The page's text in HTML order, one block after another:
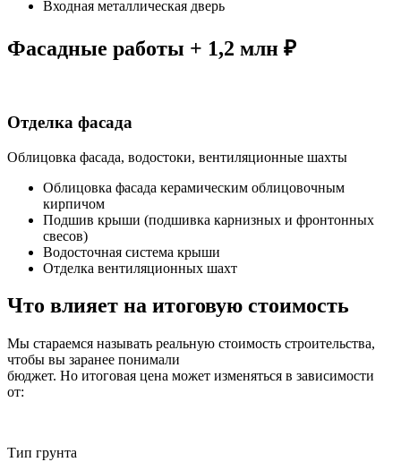
Входная металлическая дверь
Фасадные работы + 1,2 млн ₽
Отделка фасада
Облицовка фасада, водостоки, вентиляционные шахты
Облицовка фасада керамическим облицовочным
кирпичом
Подшив крыши (подшивка карнизных и фронтонных
свесов)
Водосточная система крыши
Отделка вентиляционных шахт
Что влияет на итоговую стоимость
Мы стараемся называть реальную стоимость строительства,
чтобы вы заранее понимали
бюджет. Но итоговая цена может изменяться в зависимости
от:
Тип грунта